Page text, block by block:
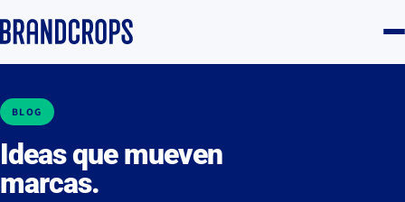
BLOG
Ideas que mueven
marcas.